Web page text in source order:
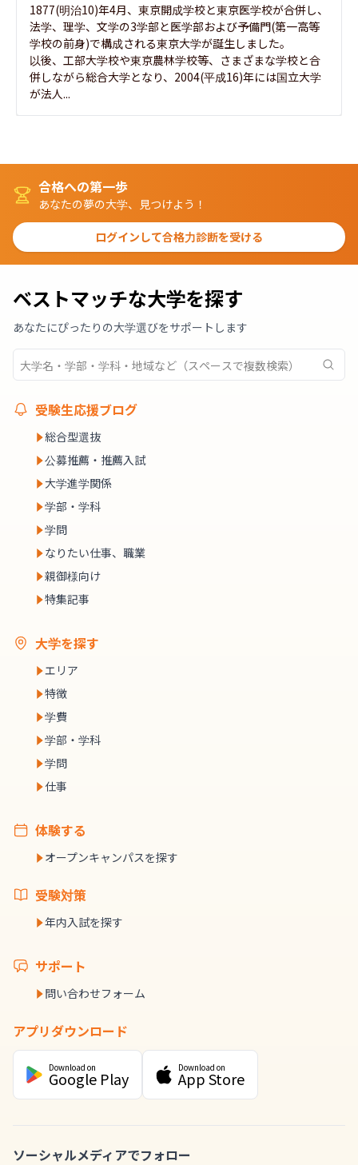
1877(明治10)年4月、東京開成学校と東京医学校が合併し、
法学、理学、文学の3学部と医学部および予備門(第一高等
学校の前身)で構成される東京大学が誕生しました。
以後、工部大学校や東京農林学校等、さまざまな学校と合
併しながら総合大学となり、2004(平成16)年には国立大学
が法人...
合格への第一歩
あなたの夢の大学、見つけよう！
ログインして合格力診断を受ける
ベストマッチな大学を探す
あなたにぴったりの大学選びをサポートします
受験生応援ブログ
総合型選抜
公募推薦・推薦入試
大学進学関係
学部・学科
学問
なりたい仕事、職業
親御様向け
特集記事
大学を探す
エリア
特徴
学費
学部・学科
学問
仕事
体験する
オープンキャンパスを探す
受験対策
年内入試を探す
サポート
問い合わせフォーム
アプリダウンロード
Download on
Google Play
Download on
App Store
ソーシャルメディアでフォロー